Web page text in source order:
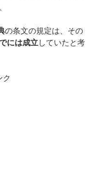
の条文の規定は、その
には成立 していたと考
ク